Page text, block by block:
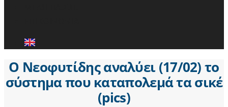
Ο Νεοφυτίδης αναλύει (17/02) το
σύστημα που καταπολεμά τα σικέ
(pics)